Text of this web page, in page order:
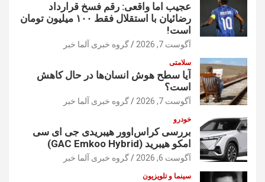
عجیب اما واقعی: رقم فسخ قرارداد
رضائیان با استقلال فقط ۱۰۰ میلیون تومان
است!
آگوست 7, 2026 گروه خبری آلما خبر
سلامتی
آیا سطح هوش انسان‌ها در حال کاهش
است؟
آگوست 7, 2026 گروه خبری آلما خبر
خودرو
بررسی کراس‌اوور هیبریدی جی ای سی
امکو هیبرید (GAC Emkoo Hybrid)
آگوست 6, 2026 گروه خبری آلما خبر
سینما و تلویزیون